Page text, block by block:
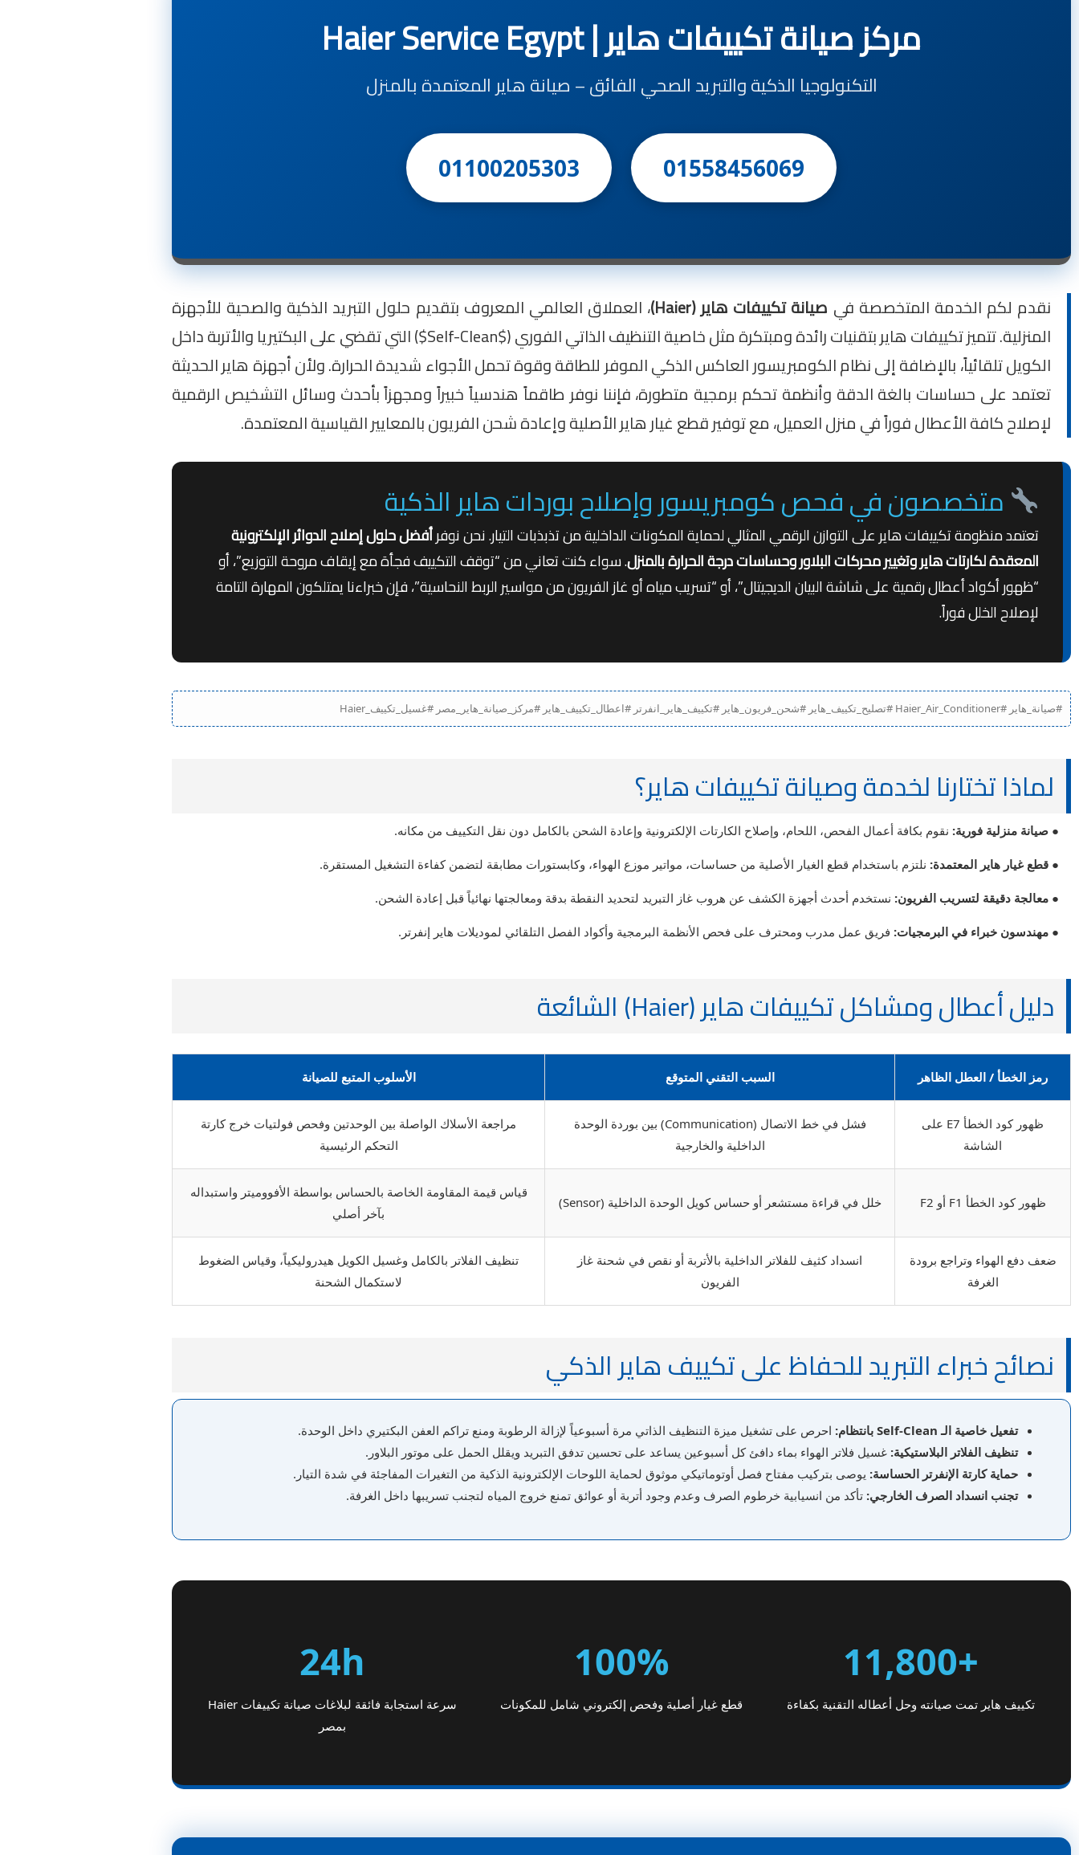
مركز صيانة تكييفات هاير | Haier Service Egypt
التكنولوجيا الذكية والتبريد الصحي الفائق – صيانة هاير المعتمدة بالمنزل
01558456069
01100205303
نقدم لكم الخدمة المتخصصة في صيانة تكييفات هاير (Haier)
، العملاق العالمي المعروف بتقديم حلول التبريد الذكية والصحية للأجهزة
المنزلية. تتميز تكييفات هاير بتقنيات رائدة ومبتكرة مثل خاصية التنظيف الذاتي الفوري ($Self-Clean$) التي تقضي على البكتيريا والأتربة داخل
الكويل تلقائياً، بالإضافة إلى نظام الكومبريسور العاكس الذكي الموفر للطاقة وقوة تحمل الأجواء شديدة الحرارة. ولأن أجهزة هاير الحديثة
تعتمد على حساسات بالغة الدقة وأنظمة تحكم برمجية متطورة، فإننا نوفر طاقماً هندسياً خبيراً ومجهزاً بأحدث وسائل التشخيص الرقمية
لإصلاح كافة الأعطال فوراً في منزل العميل، مع توفير قطع غيار هاير الأصلية وإعادة شحن الفريون بالمعايير القياسية المعتمدة.
متخصصون في فحص كومبريسور وإصلاح بوردات هاير الذكية
تعتمد منظومة تكييفات هاير على التوازن الرقمي المثالي لحماية المكونات الداخلية من تذبذبات التيار. نحن نوفرأفضل حلول إصلاح الدوائر الإلكترونية
المعقدة لكارتات هاير وتغيير محركات البلاور وحساسات درجة الحرارة بالمنزل. سواء كنت تعاني من “توقف التكييف فجأة مع إيقاف مروحة التوزيع”، أو
“ظهور أكواد أعطال رقمية على شاشة البيان الديجيتال”، أو “تسريب مياه أو غاز الفريون من مواسير الربط النحاسية”، فإن خبراءنا يمتلكون المهارة التامة
لإصلاح الخلل فوراً.
#صيانة_هاير #Haier_Air_Conditioner #تصليح_تكييف_هاير #شحن_فريون_هاير #تكييف_هاير_انفرتر #اعطال_تكييف_هاير #مركز_صيانة_هاير_مصر #غسيل_تكييف_Haier
لماذا تختارنا لخدمة وصيانة تكييفات هاير؟
● صيانة منزلية فورية: نقوم بكافة أعمال الفحص، اللحام، وإصلاح الكارتات الإلكترونية وإعادة الشحن بالكامل دون نقل التكييف من مكانه.
● قطع غيار هاير المعتمدة: نلتزم باستخدام قطع الغيار الأصلية من حساسات، مواتير موزع الهواء، وكابستورات مطابقة لتضمن كفاءة التشغيل المستقرة.
● معالجة دقيقة لتسريب الفريون: نستخدم أحدث أجهزة الكشف عن هروب غاز التبريد لتحديد النقطة بدقة ومعالجتها نهائياً قبل إعادة الشحن.
● مهندسون خبراء في البرمجيات: فريق عمل مدرب ومحترف على فحص الأنظمة البرمجية وأكواد الفصل التلقائي لموديلات هاير إنفرتر.
دليل أعطال ومشاكل تكييفات هاير (Haier) الشائعة
رمز الخطأ / العطل الظاهر السبب التقني المتوقع الأسلوب المتبع للصيانة
ظهور كود الخطأ E7 على
الشاشة
فشل في خط الاتصال (Communication) بين بوردة الوحدة
الداخلية والخارجية
مراجعة الأسلاك الواصلة بين الوحدتين وفحص فولتيات خرج كارتة
التحكم الرئيسية
ظهور كود الخطأ F1 أو F2 خلل في قراءة مستشعر أو حساس كويل الوحدة الداخلية (Sensor)
قياس قيمة المقاومة الخاصة بالحساس بواسطة الأفووميتر واستبداله
بآخر أصلي
ضعف دفع الهواء وتراجع برودة
الغرفة
انسداد كثيف للفلاتر الداخلية بالأتربة أو نقص في شحنة غاز
الفريون
تنظيف الفلاتر بالكامل وغسيل الكويل هيدروليكياً، وقياس الضغوط
لاستكمال الشحنة
نصائح خبراء التبريد للحفاظ على تكييف هاير الذكي
تفعيل خاصية الـ Self-Clean بانتظام:
احرص على تشغيل ميزة التنظيف الذاتي مرة أسبوعياً لإزالة الرطوبة ومنع تراكم العفن البكتيري داخل الوحدة.
تنظيف الفلاتر البلاستيكية: غسيل فلاتر الهواء بماء دافئ كل أسبوعين يساعد على تحسين تدفق التبريد ويقلل الحمل على موتور البلاور.
حماية كارتة الإنفرتر الحساسة: يوصى بتركيب مفتاح فصل أوتوماتيكي موثوق لحماية اللوحات الإلكترونية الذكية من التغيرات المفاجئة في شدة التيار.
تجنب انسداد الصرف الخارجي: تأكد من انسيابية خرطوم الصرف وعدم وجود أتربة أو عوائق تمنع خروج المياه لتجنب تسريبها داخل الغرفة.
+11,800
تكييف هاير تمت صيانته وحل أعطاله التقنية بكفاءة
100%
قطع غيار أصلية وفحص إلكتروني شامل للمكونات
24h
سرعة استجابة فائقة لبلاغات صيانة تكييفات Haier
بمصر